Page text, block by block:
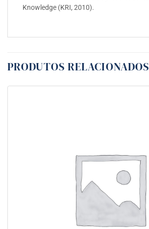
Knowledge (KRI, 2010).
PRODUTOS RELACIONADOS